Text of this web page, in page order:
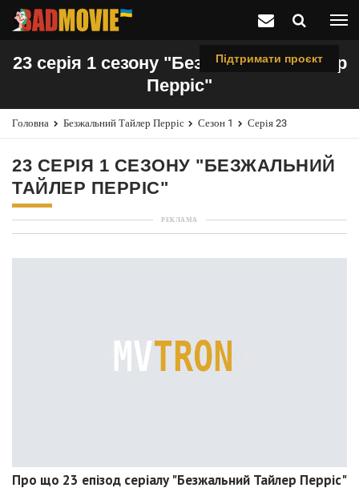
Підтримати проєкт
23 серія 1 сезону "Безжальний Тайлер
Перріс"
Головна Безжальний Тайлер Перріс Сезон 1 Серія 23
23 СЕРІЯ 1 СЕЗОНУ "БЕЗЖАЛЬНИЙ
ТАЙЛЕР ПЕРРІС"
РЕКЛАМА
Про що 23 епізод серіалу "Безжальний Тайлер Перріс"